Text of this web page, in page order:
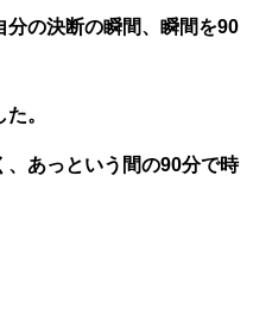
分の決断の瞬間、瞬間を90
。
あっという間の90分で時